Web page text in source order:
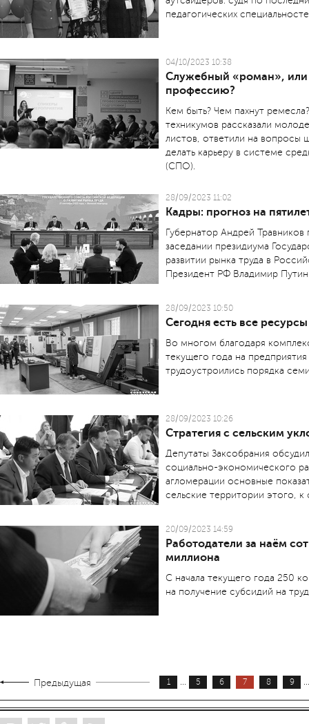
педагогических
04/10/2023 10:38
Служебный «роман», или
профессию?
Кем быть? Чем пахнут
техникумов рассказали
листов, ответили на вопросы
делать карьеру в системе
(СПО).
28/09/2023 11:02
Кадры: прогноз на
Губернатор Андрей
заседании президиума
развитии рынка труда в
Президент РФ Владимир
28/09/2023 10:50
Сегодня есть все ресурсы
Во многом благодаря
текущего года на
трудоустроились порядка
28/09/2023 10:26
Стратегия с сельским
Депутаты Заксобрания
социально-экономического
агломерации основные
сельские территории этого, к
20/09/2023 14:59
Работодатели за наём
миллиона
С начала текущего года 250
на получение субсидий на
Предыдущая 1 ... 5 6 7 8 9 ...